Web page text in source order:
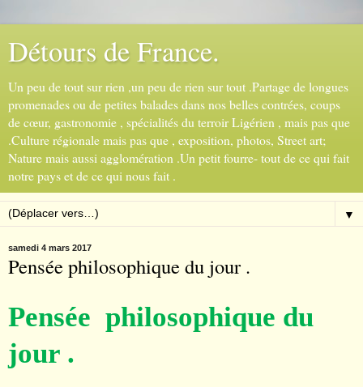
Détours de France.
Un peu de tout sur rien ,un peu de rien sur tout .Partage de longues
promenades ou de petites balades dans nos belles contrées, coups
de cœur, gastronomie , spécialités du terroir Ligérien , mais pas que
.Culture régionale mais pas que , exposition, photos, Street art;
Nature mais aussi agglomération .Un petit fourre- tout de ce qui fait
notre pays et de ce qui nous fait .
▼
samedi 4 mars 2017
Pensée philosophique du jour .
Pensée philosophique du
jour .